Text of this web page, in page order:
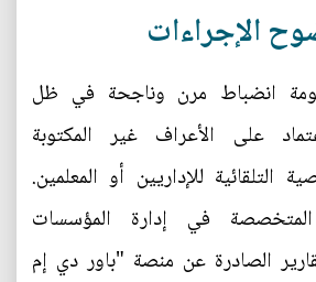
الإجراءات
انضباط مرن وناجحة في ظل
على الأعراف غير المكتوبة
التلقائية للإداريين أو المعلمين.
في إدارة المؤسسات
الصادرة عن منصة "باور دي إم